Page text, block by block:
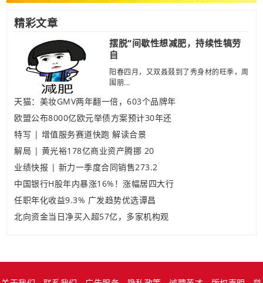
精彩文章
摆脱“间歇性想减肥，持续性犒劳
自
阳春四月，又双叒叕到了秀身材的旺季，周
围朋...
天猫：美妆GMV两年翻一倍，603个品牌年
欧盟公布8000亿欧元举债方案预计30年还
特写 | 增值服务赛道快跑 解读合景
解局 | 黄光裕178亿商业资产腾挪 20
业绩快报 | 新力一季度合同销售273.2
中国银行H股年内暴涨16%！涨幅居四大行
任职年化收益9.3% 广发趋势优选谭昌
北向资金当日净买入超57亿，多家机构观